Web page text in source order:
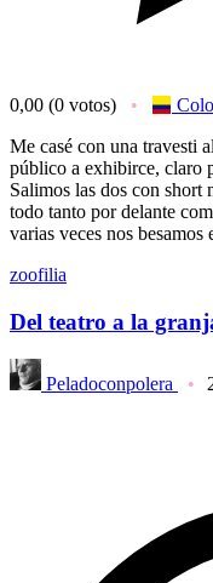
0,00 (0 votos)
Me casé con una travesti
público a exhibirce, claro
Salimos las dos con short
todo tanto por delante
varias veces nos besamos
zoofilia
Del teatro a la
Peladoconpolera